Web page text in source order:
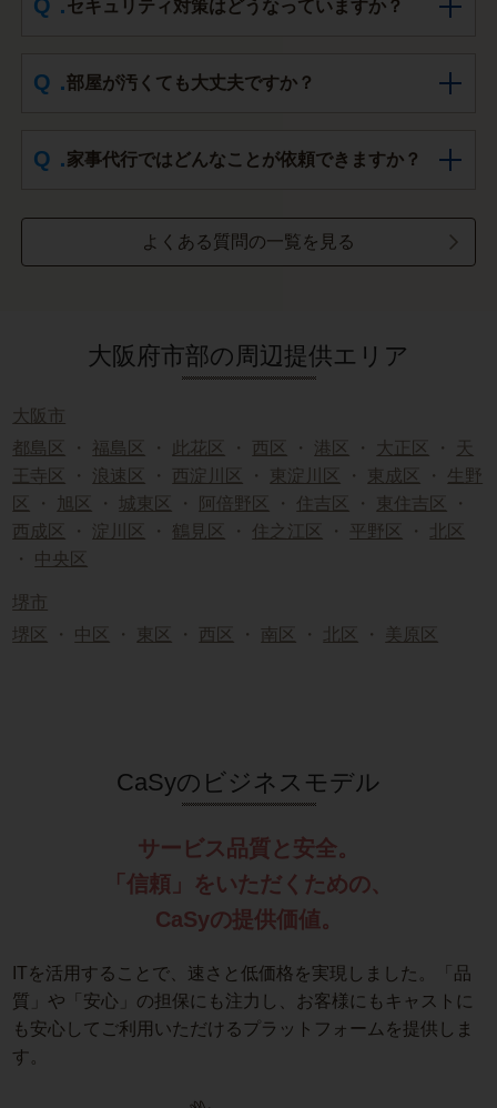
セキュリティ対策はどうなっていますか？
部屋が汚くても大丈夫ですか？
家事代行ではどんなことが依頼できますか？
よくある質問の一覧を見る
大阪府市部の周辺提供エリア
大阪市
都島区
・ 福島区 ・ 此花区 ・ 西区 ・ 港区 ・ 大正区 ・
天
王寺区
・ 浪速区 ・ 西淀川区 ・ 東淀川区 ・ 東成区 ・ 生野
区
・ 旭区 ・ 城東区 ・ 阿倍野区 ・ 住吉区 ・ 東住吉区
・
西成区
・ 淀川区 ・ 鶴見区 ・ 住之江区 ・ 平野区 ・
北区
・ 中央区
堺市
堺区
・ 中区 ・ 東区 ・ 西区 ・ 南区 ・ 北区 ・ 美原区
CaSyのビジネスモデル
サービス品質と安全。
「信頼」をいただくための、
CaSyの提供価値。
ITを活用することで、速さと低価格を実現しました。「品
質」や「安心」の担保にも注力し、お客様にもキャストに
も安心してご利用いただけるプラットフォームを提供しま
す。